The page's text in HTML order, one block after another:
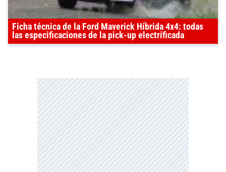
Ficha técnica de la Ford Maverick Híbrida 4x4: todas
las especificaciones de la pick-up electrificada